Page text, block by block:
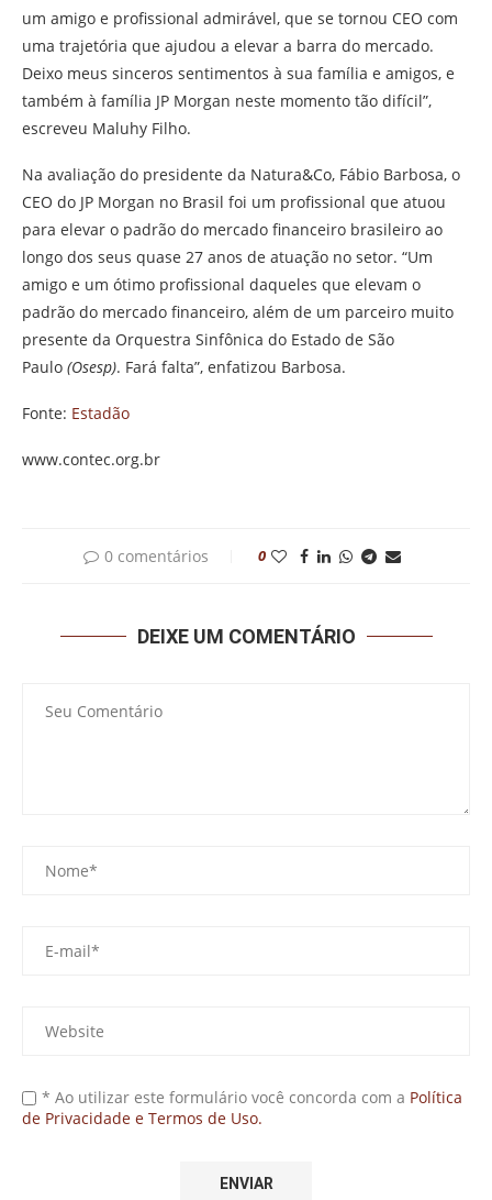
um amigo e profissional admirável, que se tornou CEO com
uma trajetória que ajudou a elevar a barra do mercado.
Deixo meus sinceros sentimentos à sua família e amigos, e
também à família JP Morgan neste momento tão difícil”,
escreveu Maluhy Filho.
Na avaliação do presidente da Natura&Co, Fábio Barbosa, o
CEO do JP Morgan no Brasil foi um profissional que atuou
para elevar o padrão do mercado financeiro brasileiro ao
longo dos seus quase 27 anos de atuação no setor. “Um
amigo e um ótimo profissional daqueles que elevam o
padrão do mercado financeiro, além de um parceiro muito
presente da Orquestra Sinfônica do Estado de São
Paulo (Osesp). Fará falta”, enfatizou Barbosa.
Fonte: Estadão
www.contec.org.br
0 comentários 0
DEIXE UM COMENTÁRIO
* Ao utilizar este formulário você concorda com a Política
de Privacidade e Termos de Uso.